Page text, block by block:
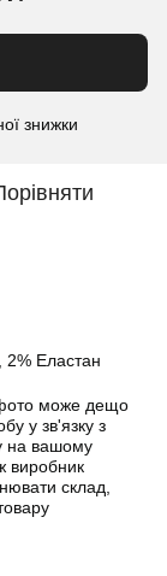
знижки
2% Еластан
фото може дещо
у зв'язку з
на вашому
виробник
склад,